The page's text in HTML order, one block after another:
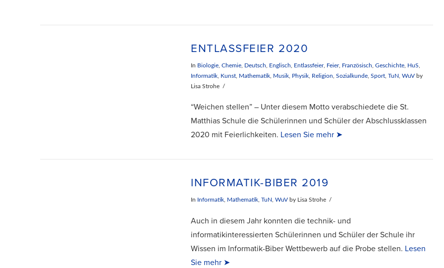
ENTLASSFEIER 2020
In Biologie ,Chemie Deutsch Englisch Entlassfeier, Feier, Französisch ,Geschichte HuS
Informatik Kunst Mathematik Musik Physik Religion ,Sozialkunde ,Sport ,TuN ,WuV by
Lisa Strohe
“Weichen stellen” – Unter diesem Motto verabschiedete die St.
Matthias Schule die Schülerinnen und Schüler der Abschlussklassen
2020 mit Feierlichkeiten. Lesen Sie mehr ➤
INFORMATIK-BIBER 2019
In Informatik Mathematik ,TuN ,WuV by Lisa Strohe
Auch in diesem Jahr konnten die technik- und
informatikinteressierten Schülerinnen und Schüler der Schule ihr
Wissen im Informatik-Biber Wettbewerb auf die Probe stellen. Lesen
Sie mehr ➤